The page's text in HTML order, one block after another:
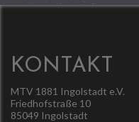
KONTAKT
MTV 1881 Ingolstadt e.V.
Friedhofstraße 10
85049 Ingolstadt